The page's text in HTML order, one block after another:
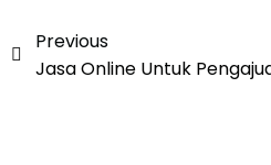
Previous
Jasa Online Untuk